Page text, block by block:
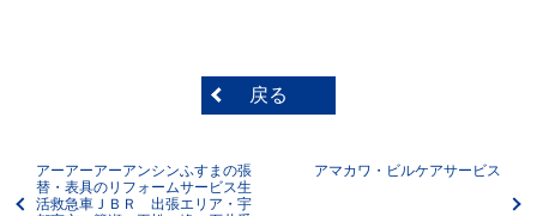
戻る
アーアーアーアンシンふすまの張
替・表具のリフォームサービス生
活救急車ＪＢＲ 出張エリア・宇
アマカワ・ビルケアサービス